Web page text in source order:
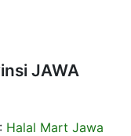
JAWA
Halal Mart Jawa